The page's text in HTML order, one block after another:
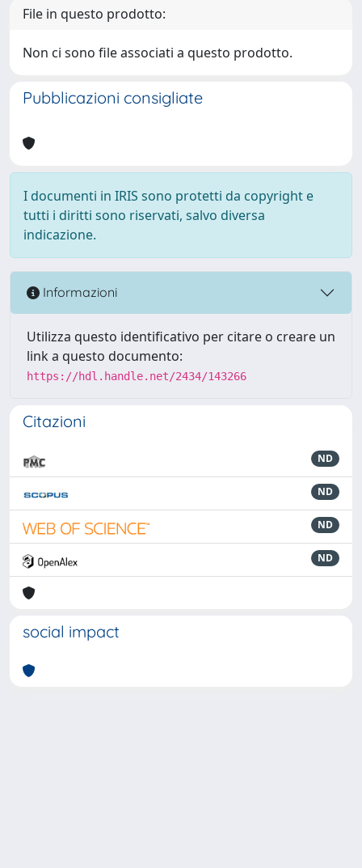
File in questo prodotto:
Non ci sono file associati a questo prodotto.
Pubblicazioni consigliate
I documenti in IRIS sono protetti da copyright e
tutti i diritti sono riservati, salvo diversa
indicazione.
Informazioni
Utilizza questo identificativo per citare o creare un
link a questo documento:
https://hdl.handle.net/2434/143266
Citazioni
ND
ND
ND
ND
social impact